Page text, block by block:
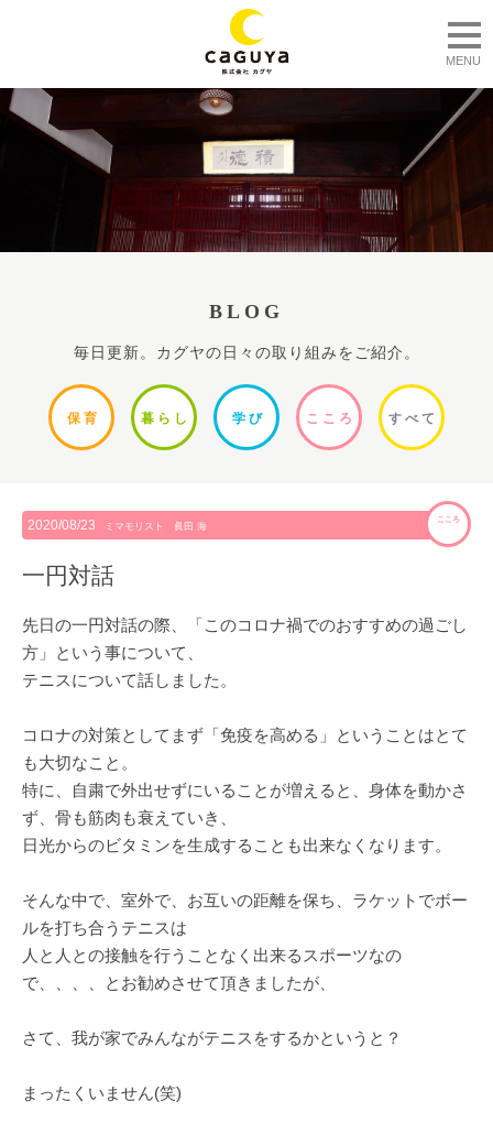
MENU
BLOG
毎日更新。カグヤの日々の取り組みをご紹介。
保 育 暮ら し 学 び ここ ろ すべて
2020/08/23 ミマモリスト 眞田 海
こころ
一円対話
先日の一円対話の際、「このコロナ禍でのおすすめの過ごし
方」という事について、
テニスについて話しました。
コロナの対策としてまず「免疫を高める」ということはとて
も大切なこと。
特に、自粛で外出せずにいることが増えると、身体を動かさ
ず、骨も筋肉も衰えていき、
日光からのビタミンを生成することも出来なくなります。
そんな中で、室外で、お互いの距離を保ち、ラケットでボー
ルを打ち合うテニスは
人と人との接触を行うことなく出来るスポーツなの
で、、、、とお勧めさせて頂きましたが、
さて、我が家でみんながテニスをするかというと？
まったくいません(笑)